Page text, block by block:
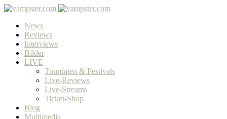
News
Reviews
Interviews
Bilder
LIVE
Tourdaten & Festivals
Live-Reviews
Live-Streams
Ticket-Shop
Blog
Multimedia